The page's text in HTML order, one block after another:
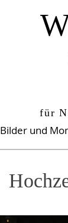
Bilder und
für